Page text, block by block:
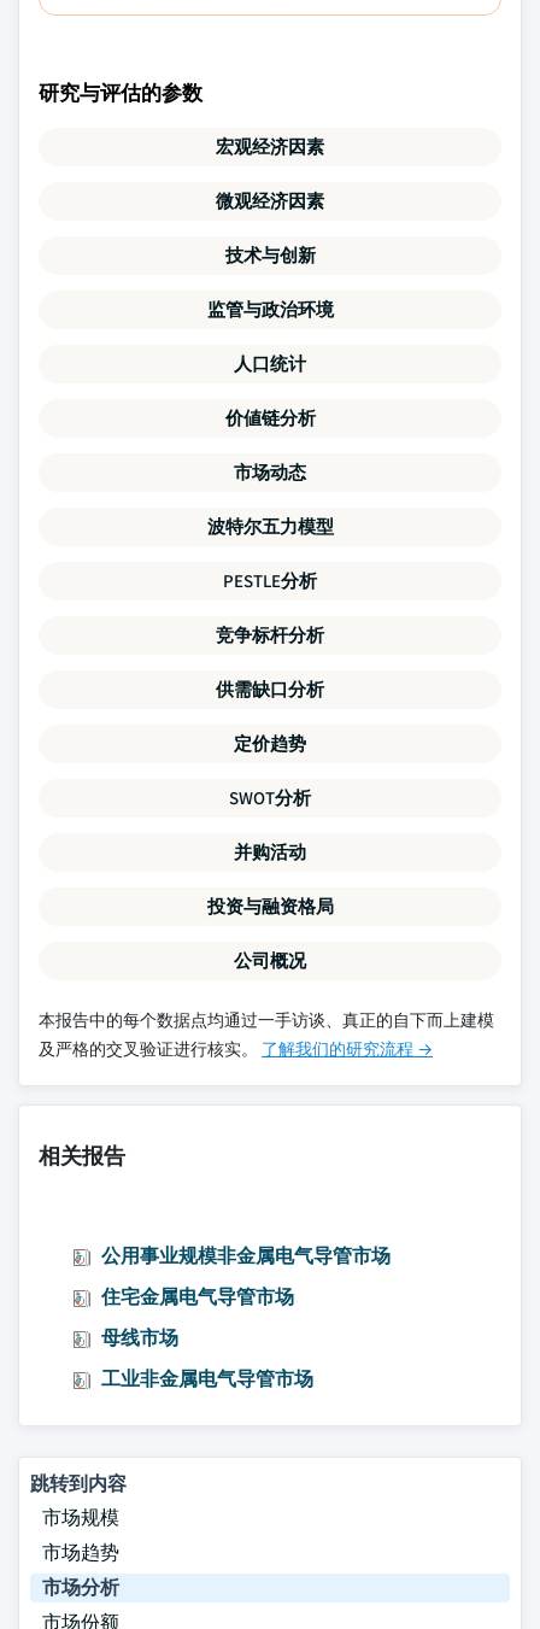
研究与评估的参数
宏观经济因素
微观经济因素
技术与创新
监管与政治环境
人口统计
价値链分析
市场动态
波特尔五力模型
PESTLE分析
竞争标杆分析
供需缺口分析
定价趋势
SWOT分析
并购活动
投资与融资格局
公司概况
本报告中的每个数据点均通过一手访谈、真正的自下而上建模
及严格的交叉验证进行核实。 了解我们的研究流程 →
相关报告
公用事业规模非金属电气导管市场
住宅金属电气导管市场
母线市场
工业非金属电气导管市场
跳转到内容
市场规模
市场趋势
市场分析
市场份额